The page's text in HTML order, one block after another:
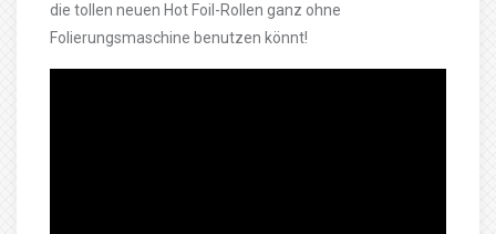
die tollen neuen Hot Foil-Rollen ganz ohne
Folierungsmaschine benutzen könnt!